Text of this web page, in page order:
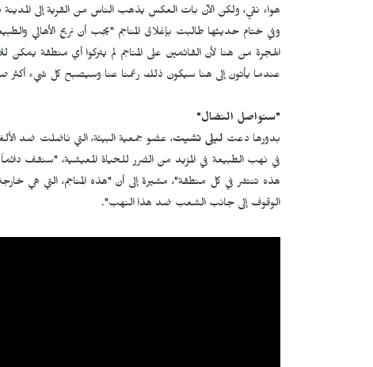
هواء نقي، ولكن الآن بات العكس يذهب الناس من القرية إلى
وفي ختام حديثها طالبت بإغلاق المناجم "يجب أن نريح الأهالي
الهجرة من هنا لأن القائمين على المناجم لم يتركوا أي منطقة
عندما يأتون إلى هنا سيكون ذلك رغمنا عنا وسيصبح كل شيء أكثر
"سنواصل النضال"
بدورها دعت ليلى تشيت، عضو جمعية البيئة، التي ناضلت ضد
في نهب الطبيعة في المزيد من الضرر للحياة المعيشية، "سنقف
هذه تنتشر في كل منطقة"، مشيرة إلى أن "هذه المناجم، التي هي
الوقوف إلى جانب الشعب ضد هذا النهب".